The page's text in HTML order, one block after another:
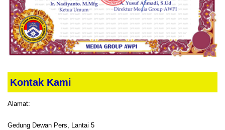
Kontak Kami
Alamat:
Gedung Dewan Pers, Lantai 5